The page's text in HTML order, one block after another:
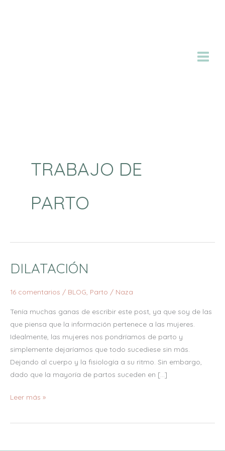
TRABAJO DE
PARTO
DILATACIÓN
16 comentarios / BLOG, Parto / Naza
Tenía muchas ganas de escribir este post, ya que soy de las
que piensa que la información pertenece a las mujeres.
Idealmente, las mujeres nos pondríamos de parto y
simplemente dejaríamos que todo sucediese sin más.
Dejando al cuerpo y la fisiología a su ritmo. Sin embargo,
dado que la mayoría de partos suceden en […]
DILATACIÓN
Leer más »